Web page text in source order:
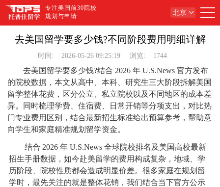
专注美国前30院校
规划与申请
北京
去美国留学要多少钱?不同阶段费用明细详解
时间: 2026-05-26 09:25:19 浏览: 1744
去美国留学要多少钱?结合 2026 年 U.S.News 官方发布
的院校数据，本文从高中、本科、研究生三大阶段拆解美国
留学整体花费，区分公立、私立院校以及不同地区的成本差
异。同时梳理学费、住宿费、日常开销等分项支出，对比热
门专业费用区别，结合最新招生标准给出预算参考，帮助意
向学生和家庭精准规划留学资金。
结合 2026 年 U.S.News 全球院校排名及美国高校最新
招生手册数据，如今赴美留学的费用构成复杂，地域、学
历阶段、院校性质都会造成明显价差。很多家庭在规划留
学时，最先关注的就是整体花销，我们结合当下官方公示